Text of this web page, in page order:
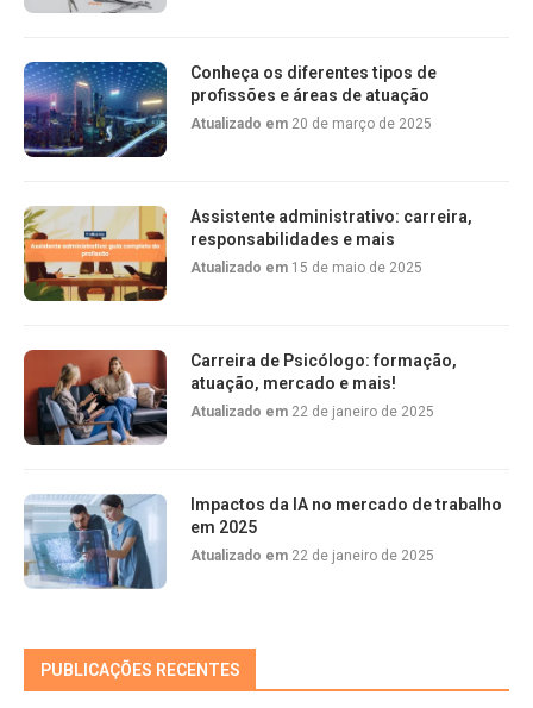
Conheça os diferentes tipos de
profissões e áreas de atuação
Atualizado em 20 de março de 2025
Assistente administrativo: carreira,
responsabilidades e mais
Atualizado em 15 de maio de 2025
Carreira de Psicólogo: formação,
atuação, mercado e mais!
Atualizado em 22 de janeiro de 2025
Impactos da IA no mercado de trabalho
em 2025
Atualizado em 22 de janeiro de 2025
PUBLICAÇÕES RECENTES